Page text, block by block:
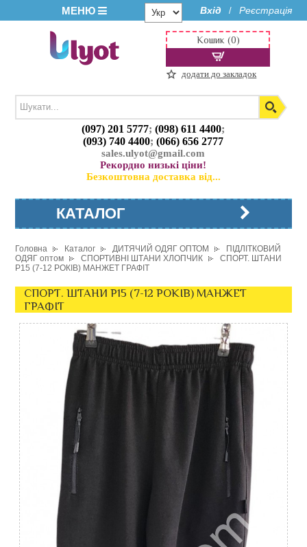
МЕНЮ Вхід / Реєстрація
(097) 201 5777;(098) 611 4400;
(093) 740 4400;(066) 656 2777
sales.ulyot@gmail.com
Рекордно низькі ціни!
Безкоштовна доставка від...
Кошик (0)
додати до закладок
КАТАЛОГ
Головна Каталог ДИТЯЧИЙ ОДЯГ ОПТОМ
ПІДЛІТКОВИЙ
ОДЯГ оптом
СПОРТИВНІ ШТАНИ ХЛОПЧИК
СПОРТ. ШТАНИ
P15 (7-12 РОКІВ) МАНЖЕТ ГРАФІТ
СПОРТ. ШТАНИ P15 (7-12 РОКІВ) МАНЖЕТ
ГРАФІТ